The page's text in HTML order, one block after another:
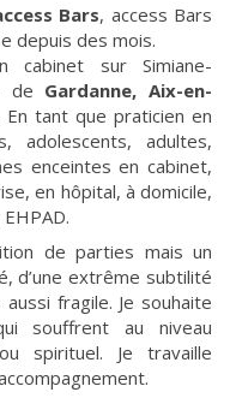
Bars, access Bars
depuis des mois.
cabinet sur Simiane-
de Gardanne, Aix-en-
En tant que praticien en
adolescents, adultes,
enceintes en cabinet,
en hôpital, à domicile,
de parties mais un
d’une extrême subtilité
fragile. Je souhaite
souffrent au niveau
spirituel. Je travaille